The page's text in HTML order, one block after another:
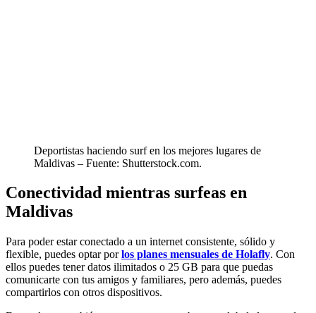
Deportistas haciendo surf en los mejores lugares de
Maldivas – Fuente: Shutterstock.com.
Conectividad mientras surfeas en
Maldivas
Para poder estar conectado a un internet consistente, sólido y
flexible, puedes optar porlos planes mensuales de Holafly. Con
ellos puedes tener datos ilimitados o 25 GB para que puedas
comunicarte con tus amigos y familiares, pero además, puedes
compartirlos con otros dispositivos.